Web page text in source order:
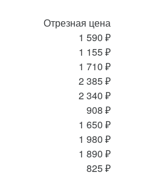
Отрезная цена
1 590 ₽
1 155 ₽
1 710 ₽
2 385 ₽
2 340 ₽
908 ₽
1 650 ₽
1 980 ₽
1 890 ₽
825 ₽